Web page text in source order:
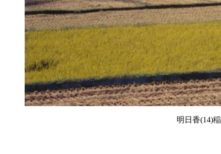
明日香(14)